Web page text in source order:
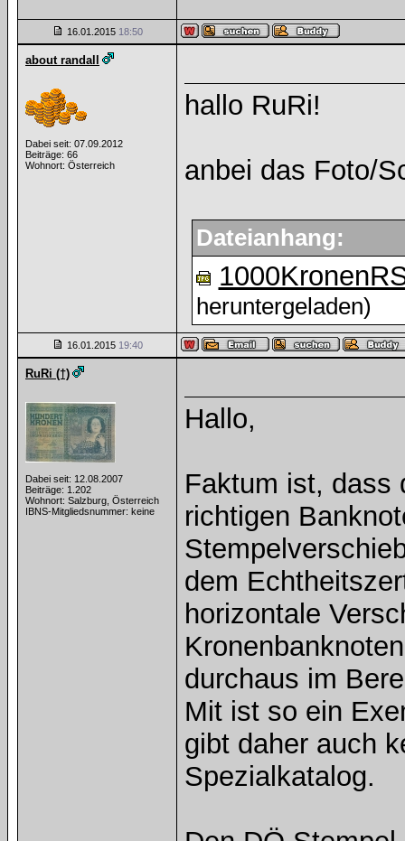
16.01.2015 18:50
about randall
Dabei seit: 07.09.2012
Beiträge: 66
Wohnort: Österreich
hallo RuRi!
anbei das Foto/
Dateianhang:
heruntergeladen)
16.01.2015 19:40
RuRi (†)
Dabei seit: 12.08.2007
Beiträge: 1.202
Wohnort: Salzburg, Österreich
IBNS-Mitgliedsnummer: keine
Hallo,
Faktum ist, dass
richtigen
dem
horizontale
durchaus im
Mit ist so ein
gibt daher auch
Spezialkatalog.